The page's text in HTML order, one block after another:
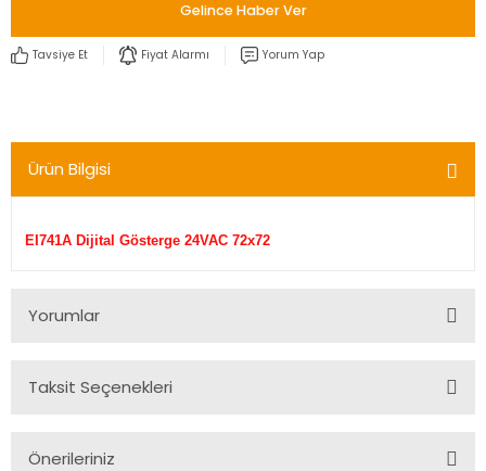
Gelince Haber Ver
Tavsiye Et Fiyat Alarmı Yorum Yap
Ürün Bilgisi
EI741A Dijital Gösterge 24VAC 72x72
Yorumlar
Taksit Seçenekleri
Önerileriniz